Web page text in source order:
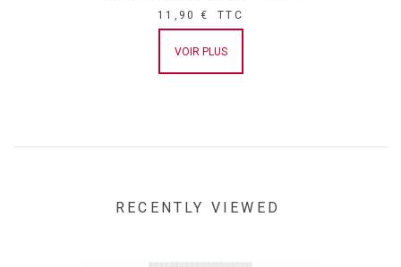
11,90 € TTC
VOIR PLUS
RECENTLY VIEWED